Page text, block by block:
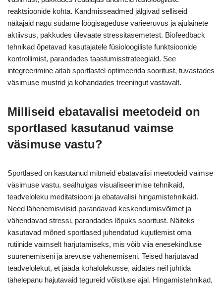
reaktsioonide kohta. Kandmisseadmed jälgivad selliseid
näitajaid nagu südame löögisageduse varieeruvus ja ajulainete
aktiivsus, pakkudes ülevaate stressitasemetest. Biofeedback
tehnikad õpetavad kasutajatele füsioloogiliste funktsioonide
kontrollimist, parandades taastumisstrateegiaid. See
integreerimine aitab sportlastel optimeerida sooritust, tuvastades
väsimuse mustrid ja kohandades treeningut vastavalt.
Milliseid ebatavalisi meetodeid on
sportlased kasutanud vaimse
väsimuse vastu?
Sportlased on kasutanud mitmeid ebatavalisi meetodeid vaimse
väsimuse vastu, sealhulgas visualiseerimise tehnikaid,
teadveloleku meditatsiooni ja ebatavalisi hingamistehnikaid.
Need lähenemisviisid parandavad keskendumisvõimet ja
vähendavad stressi, parandades lõpuks sooritust. Näiteks
kasutavad mõned sportlased juhendatud kujutlemist oma
rutiinide vaimselt harjutamiseks, mis võib viia enesekindluse
suurenemiseni ja ärevuse vähenemiseni. Teised harjutavad
teadvelolekut, et jääda kohalolekusse, aidates neil juhtida
tähelepanu hajutavaid tegureid võistluse ajal. Hingamistehnikad,